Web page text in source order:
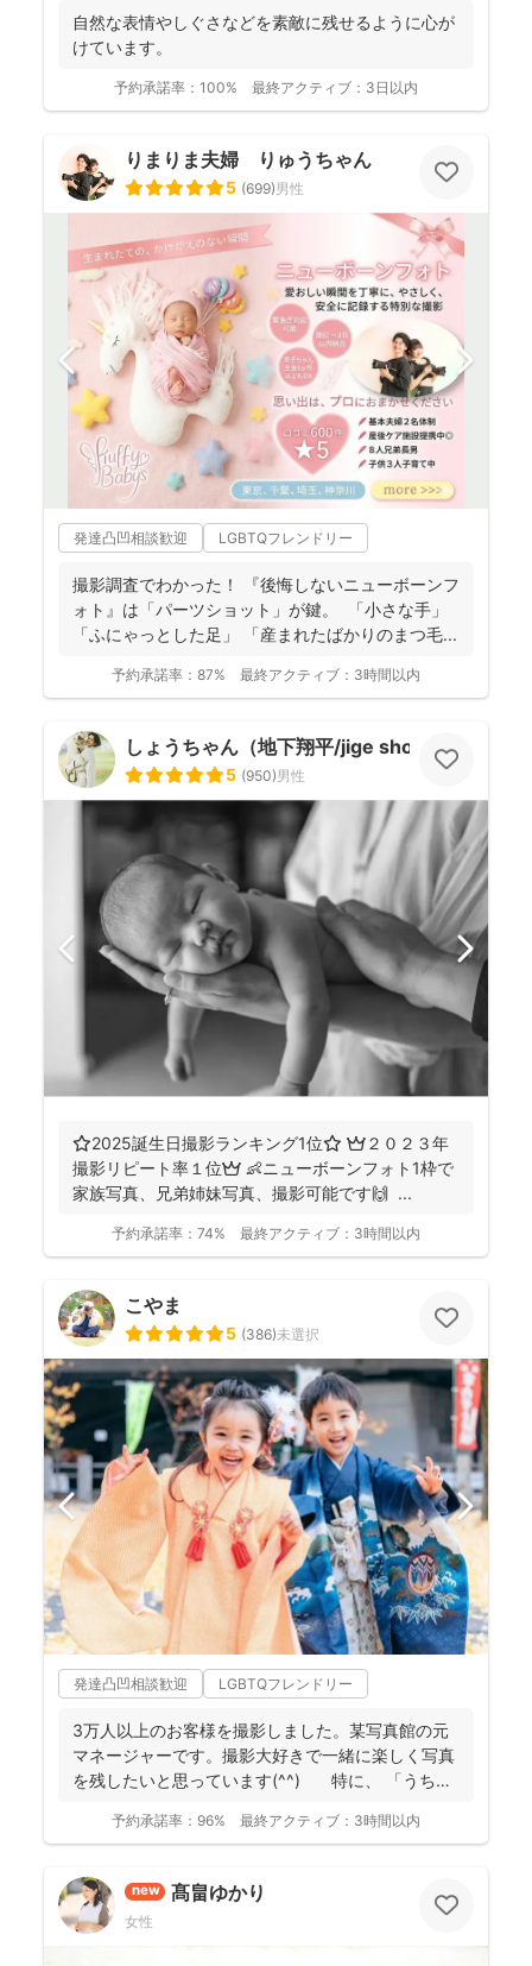
自然な表情やしぐさなどを素敵に残せるように心が
けています。
予約承諾率： 100% 最終アクティブ： 3日以内
りまりま夫婦 りゅうちゃん
5 (699)男性
発達凸凹相談歓迎 LGBTQフレンドリー
撮影調査でわかった！ 『後悔しないニューボーンフ
ォト』は「パーツショット」が鍵。 「小さな手」
「ふにゃっとした足」 「産まれたばかりのまつ毛...
予約承諾率： 87% 最終アクティブ： 3時間以内
しょうちゃん（地下翔平/jige shohe）
5 (950)男性
⭐️2025誕生日撮影ランキング1位⭐️ 👑２０２３年
撮影リピート率１位👑 👶ニューボーンフォト1枠で
家族写真、兄弟姉妹写真、撮影可能です🙌 ...
予約承諾率： 74% 最終アクティブ： 3時間以内
こやま
5 (386)未選択
発達凸凹相談歓迎 LGBTQフレンドリー
3万人以上のお客様を撮影しました。某写真館の元
マネージャーです。撮影大好きで一緒に楽しく写真
を残したいと思っています(^^) 特に、 「うち
予約承諾率： 96% 最終アクティブ： 3時間以内
new 髙畠ゆかり
女性